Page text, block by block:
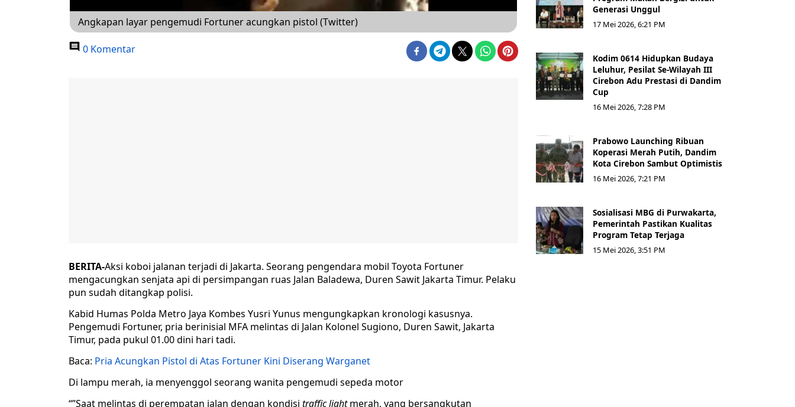
Angkapan layar pengemudi Fortuner acungkan pistol (Twitter)
0 Komentar
BERITA-Aksi koboi jalanan terjadi di Jakarta. Seorang pengendara mobil Toyota Fortuner
mengacungkan senjata api di persimpangan ruas Jalan Baladewa, Duren Sawit Jakarta Timur. Pelaku
pun sudah ditangkap polisi.
Kabid Humas Polda Metro Jaya Kombes Yusri Yunus mengungkapkan kronologi kasusnya.
Pengemudi Fortuner, pria berinisial MFA melintas di Jalan Kolonel Sugiono, Duren Sawit, Jakarta
Timur, pada pukul 01.00 dini hari tadi.
Baca: Pria Acungkan Pistol di Atas Fortuner Kini Diserang Warganet
Di lampu merah, ia menyenggol seorang wanita pengemudi sepeda motor
“”Saat melintas di perempatan jalan dengan kondisi traffic lightmerah, yang bersangkutan
Generasi Unggul
17 Mei 2026, 6:21 PM
Kodim 0614 Hidupkan Budaya
Leluhur, Pesilat Se-Wilayah III
Cirebon Adu Prestasi di Dandim
Cup
16 Mei 2026, 7:28 PM
Prabowo Launching Ribuan
Koperasi Merah Putih, Dandim
Kota Cirebon Sambut Optimistis
16 Mei 2026, 7:21 PM
Sosialisasi MBG di Purwakarta,
Pemerintah Pastikan Kualitas
Program Tetap Terjaga
15 Mei 2026, 3:51 PM